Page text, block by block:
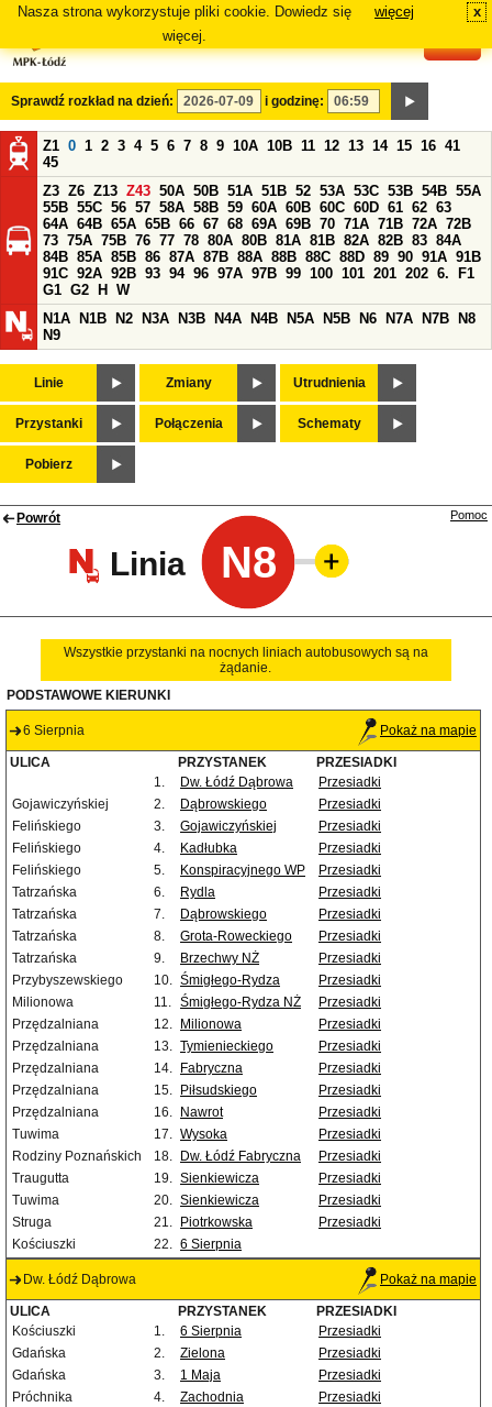
Nasza strona wykorzystuje pliki cookie. Dowiedz się
więcej.
więcej x
Sprawdź rozkład na dzień: i godzinę:
Z1 0 1 2 3 4 5 6 7 8 9 10A 10B 11 12 13 14 15 16 41
45
Z3 Z6 Z13 Z43 50A 50B 51A 51B 52 53A 53C 53B 54B 55A
55B 55C 56 57 58A 58B 59 60A 60B 60C 60D 61 62 63
64A 64B 65A 65B 66 67 68 69A 69B 70 71A 71B 72A 72B
73 75A 75B 76 77 78 80A 80B 81A 81B 82A 82B 83 84A
84B 85A 85B 86 87A 87B 88A 88B 88C 88D 89 90 91A 91B
91C 92A 92B 93 94 96 97A 97B 99 100 101 201 202 6.
F1
G1 G2 H
W
N1A
N1B N2 N3A N3B N4A N4B N5A N5B N6 N7A N7B
N8
N9
Linie Zmiany Utrudnienia
Przystanki Połączenia Schematy
Pobierz
Powrót
Linia N8
Pomoc
Wszystkie przystanki na nocnych liniach autobusowych są na
żądanie.
PODSTAWOWE KIERUNKI
6 Sierpnia Pokaż na mapie
ULICA PRZYSTANEK
PRZESIADKI
1.
Dw. Łódź Dąbrowa
Przesiadki
Gojawiczyńskiej
2. Dąbrowskiego
Przesiadki
Felińskiego
3. Gojawiczyńskiej
Przesiadki
Felińskiego
4. Kadłubka
Przesiadki
Felińskiego
5. Konspiracyjnego WP
Przesiadki
Tatrzańska
6. Rydla
Przesiadki
Tatrzańska
7. Dąbrowskiego
Przesiadki
Tatrzańska
8. Grota-Roweckiego
Przesiadki
Tatrzańska
9. Brzechwy NŻ
Przesiadki
Przybyszewskiego
10. Śmigłego-Rydza
Przesiadki
Milionowa
11. Śmigłego-Rydza NŻ
Przesiadki
Przędzalniana
12. Milionowa
Przesiadki
Przędzalniana
13. Tymienieckiego
Przesiadki
Przędzalniana
14. Fabryczna
Przesiadki
Przędzalniana
15. Piłsudskiego
Przesiadki
Przędzalniana
16. Nawrot
Przesiadki
Tuwima
17. Wysoka
Przesiadki
Rodziny Poznańskich
18. Dw. Łódź Fabryczna
Przesiadki
Traugutta
19. Sienkiewicza
Przesiadki
Tuwima
20. Sienkiewicza
Przesiadki
Struga
21. Piotrkowska
Przesiadki
Kościuszki
22. 6 Sierpnia
Dw. Łódź Dąbrowa Pokaż na mapie
ULICA PRZYSTANEK
PRZESIADKI
Kościuszki
1. 6 Sierpnia
Przesiadki
Gdańska
2. Zielona
Przesiadki
Gdańska
3. 1 Maja
Przesiadki
Próchnika
4. Zachodnia
Przesiadki